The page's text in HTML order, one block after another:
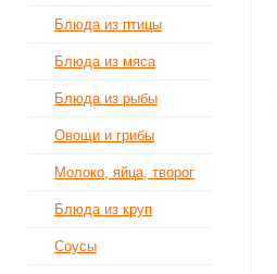
Блюда из птицы
Блюда из мяса
Блюда из рыбы
Овощи и грибы
Молоко, яйца, творог
Блюда из круп
Соусы